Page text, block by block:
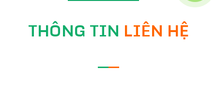
THÔNG TIN LIÊN HỆ
——